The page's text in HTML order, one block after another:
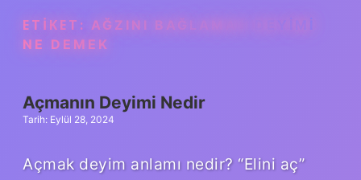
ETIKET: AĞZINI BAĞLAMAK DEYIMI
NE DEMEK
Açmanın Deyimi Nedir
Tarih: Eylül 28, 2024
Açmak deyim anlamı nedir? “Elini aç”